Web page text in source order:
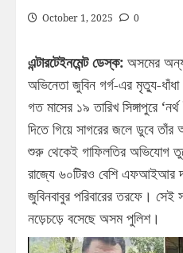
October 1, 2025 0
এন্টারটেইনমেন্ট ডেস্ক: অসমের
অভিনেতা জুবিন গর্গ-এর মৃত্যু-
গত মাসের ১৯ তারিখ সিঙ্গাপুরে
দিতে গিয়ে সাগরের জলে ডুবে
শুরু থেকেই গাফিলতির অভিযোগ
রাজ্যে ৬০টিরও বেশি এফআইআর
জুবিনবাবুর পরিবারের তরফে।
নড়েচড়ে বসেছে অসম পুলিশ।